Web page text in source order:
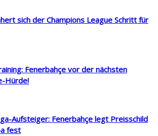
sich der Champions League Schritt für
Fenerbahçe vor der nächsten
Hürde!
Aufsteiger: Fenerbahçe legt Preisschild
fest